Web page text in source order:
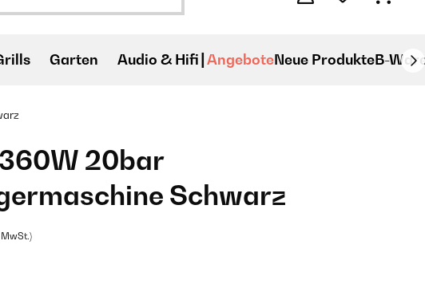
Garten Audio & Hifi AngeboteNeue ProdukteB-
20bar
Schwarz